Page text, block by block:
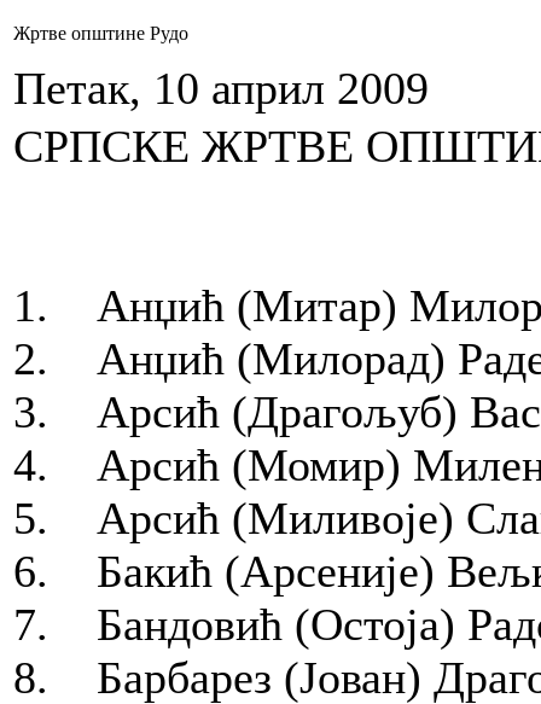
Жртве општине Рудо
Петак, 10 април 2009
СРПСКЕ ЖРТВЕ
1. Анџић (Митар)
2. Анџић (Милорад)
3. Арсић (Драгољуб)
4. Арсић (Момир)
5. Арсић (Миливоје)
6. Бакић (Арсеније)
7. Бандовић (Остоја)
8. Барбарез (Јован)